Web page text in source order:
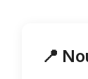
📍